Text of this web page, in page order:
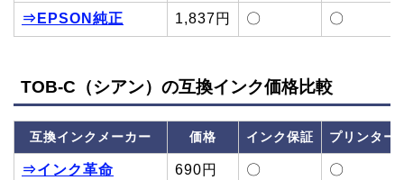
⇒EPSON純正 1,837円 〇 〇
TOB-C（シアン）の互換インク価格比較
互換インクメーカー 価格 インク保証 プリンター
⇒インク革命 690円 〇 〇